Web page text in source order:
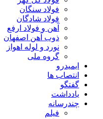
فولاد سنگان
فولاد شادگان
آهن و فولاد ارفع
ذوب آهن اصفهان
نورد و لوله اهواز
گروه ملی
ایمیدرو
انتصاب ها
گفتگو
یادداشت
چندرسانه
فیلم